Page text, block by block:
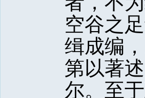
空谷之
缉成编
第以著
尔。至